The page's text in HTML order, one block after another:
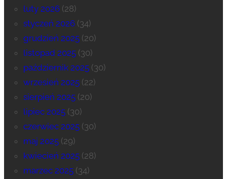
luty 2026(28)
styczeń 2026(34)
grudzień 2025(20)
listopad 2025(30)
październik 2025(30)
wrzesień 2025(22)
sierpień 2025(20)
lipiec 2025(30)
czerwiec 2025(30)
maj 2025(29)
kwiecień 2025(28)
marzec 2025(34)